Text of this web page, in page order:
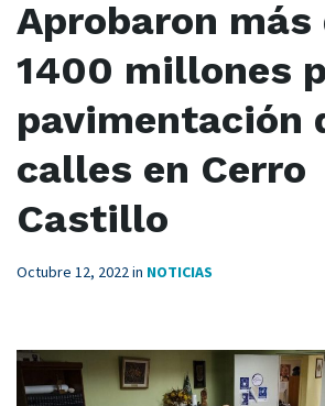
Aprobaron más
1400 millones
pavimentación
calles en Cerro
Castillo
Octubre 12, 2022in NOTICIAS